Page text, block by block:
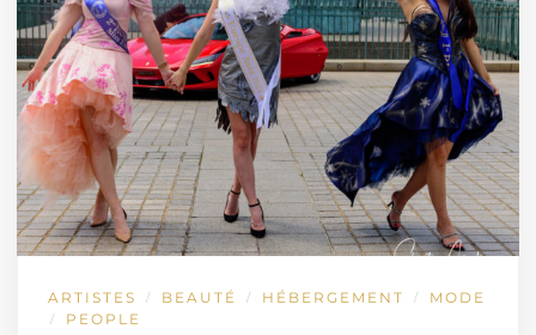
ARTISTES / BEAUTÉ / HÉBERGEMENT / MODE
/ PEOPLE